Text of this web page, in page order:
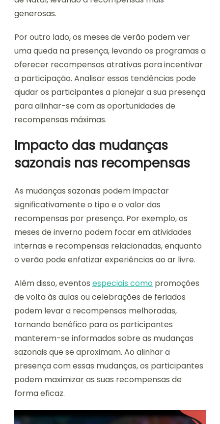
generosas.
Por outro lado, os meses de verão podem ver
uma queda na presença, levando os programas a
oferecer recompensas atrativas para incentivar
a participação. Analisar essas tendências pode
ajudar os participantes a planejar a sua presença
para alinhar-se com as oportunidades de
recompensas máximas.
Impacto das mudanças
sazonais nas recompensas
As mudanças sazonais podem impactar
significativamente o tipo e o valor das
recompensas por presença. Por exemplo, os
meses de inverno podem focar em atividades
internas e recompensas relacionadas, enquanto
o verão pode enfatizar experiências ao ar livre.
Além disso, eventos especiais como promoções
de volta às aulas ou celebrações de feriados
podem levar a recompensas melhoradas,
tornando benéfico para os participantes
manterem-se informados sobre as mudanças
sazonais que se aproximam. Ao alinhar a
presença com essas mudanças, os participantes
podem maximizar as suas recompensas de
forma eficaz.